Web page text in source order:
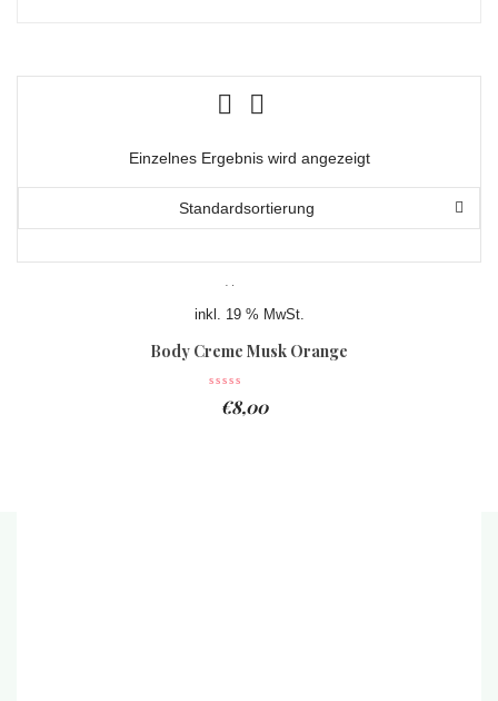
Einzelnes Ergebnis wird angezeigt
Standardsortierung
inkl. 19 % MwSt.
Body Creme Musk Orange
€8,00